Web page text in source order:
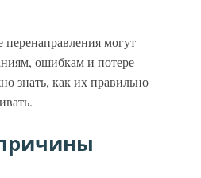
могут
ошибкам и потере
знать, как их правильно